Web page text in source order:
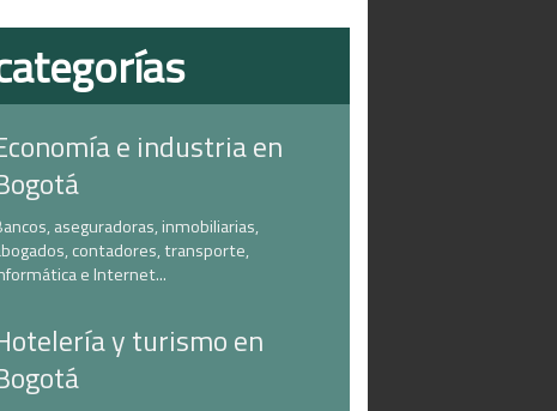
e industria en
aseguradoras, inmobiliarias,
contadores, transporte,
e Internet...
y turismo en